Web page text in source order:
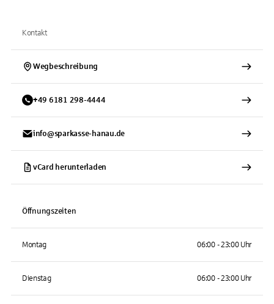
Kontakt
Wegbeschreibung
+49 6181 298-4444
info@sparkasse-hanau.de
vCard herunterladen
Öffnungszeiten
Montag 06:00 - 23:00 Uhr
Dienstag 06:00 - 23:00 Uhr